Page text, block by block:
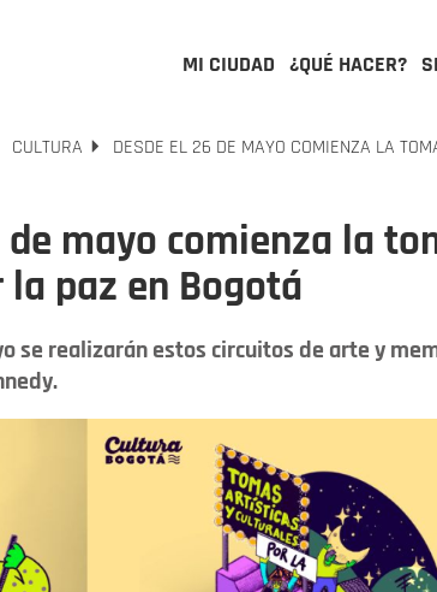
MI CIUDAD ¿QUÉ HACER?
CULTURA DESDE EL 26 DE MAYO COMIENZA LA
de mayo comienza la
paz en Bogotá
se realizarán estos circuitos de arte y